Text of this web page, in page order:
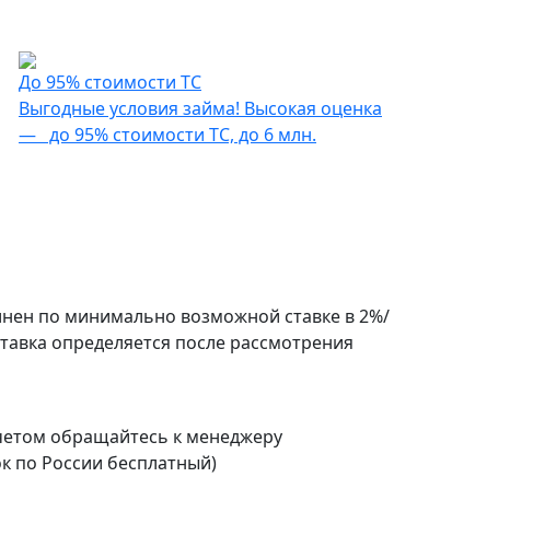
До 95% стоимости ТС
Выгодные условия займа! Высокая оценка
— до 95% стоимости ТС, до 6 млн.
по минимально возможной ставке в 2%/
определяется после рассмотрения
обращайтесь к менеджеру
по России бесплатный)